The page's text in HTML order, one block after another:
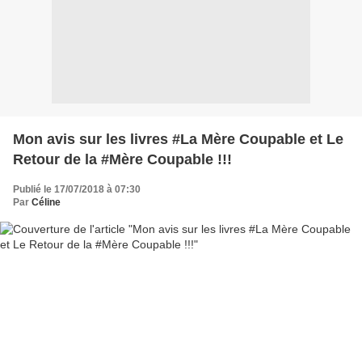
Mon avis sur les livres #La Mère Coupable et Le
Retour de la #Mère Coupable !!!
Publié le 17/07/2018 à 07:30
Par Céline